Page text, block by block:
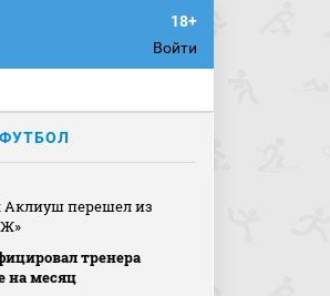
Войти
ФУТБОЛ
перешел из
тренера
на месяц